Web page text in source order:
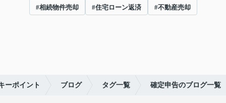
#相続物件売却 #住宅ローン返済 #不動産売却
ーポイント ブログ タグ一覧 確定申告のブログ一覧